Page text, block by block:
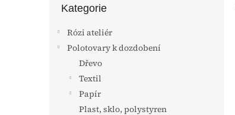
kategorie
Kategorie
Rózi ateliér
Polotovary k dozdobení
Dřevo
Textil
Papír
Plast, sklo, polystyren